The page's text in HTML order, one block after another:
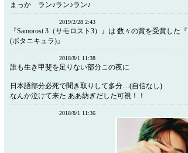
まっか ラン♪ラン♪ラン♪
2019/2/28 2:43
『Samorost 3（サモロスト3）』は 数々の賞を受賞した
(ボタニキュラ)』
2018/8/1 11:38
誰も生き甲斐を足りない部分この夜に
日本語部分必死で聞き取りして多分…(自信なし)
なんか泣けて来た ああ紡ぎだした可視！！
2018/8/1 11:36